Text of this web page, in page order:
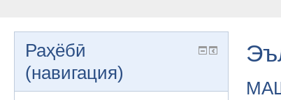
Раҳёбӣ
(навигация)